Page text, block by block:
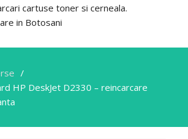
cartuse toner si cerneala.
in Botosani
HP DeskJet D2330 – reincarcare